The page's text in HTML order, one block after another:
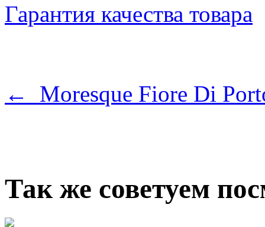
Гарантия качества товара
← Moresque Fiore Di
Так же советуем